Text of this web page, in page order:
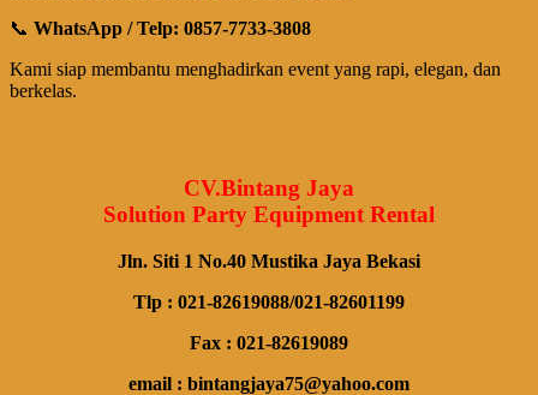
📞 WhatsApp / Telp: 0857-7733-3808
Kami siap membantu menghadirkan event yang rapi, elegan, dan
berkelas.
CV.Bintang Jaya
Solution Party Equipment Rental
Jln. Siti 1 No.40 Mustika Jaya Bekasi
Tlp : 021-82619088/021-82601199
Fax : 021-82619089
email : bintangjaya75@yahoo.com